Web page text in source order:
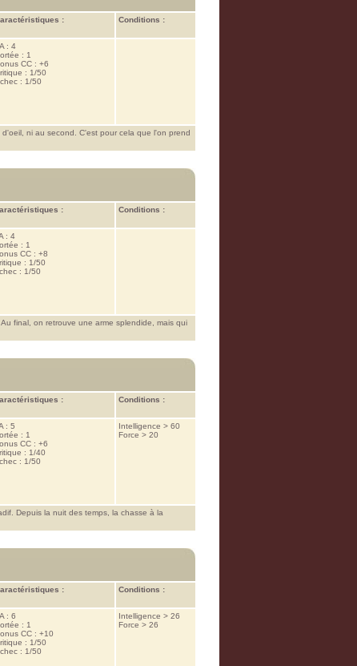
: Conditions :
: 4
: 1
CC : +6
: 1/50
: 1/50
ni au second. C'est pour cela que l'on prend
: Conditions :
: 4
: 1
CC : +8
: 1/50
: 1/50
final, on retrouve une arme splendide, mais qui
: Conditions :
: 5
: 1
CC : +6
: 1/40
: 1/50
Intelligence > 60
Force > 20
Depuis la nuit des temps, la chasse à la
: Conditions :
: 6
: 1
CC : +10
: 1/50
: 1/50
Intelligence > 26
Force > 26